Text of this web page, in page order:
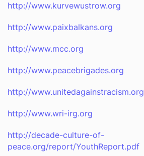
http://www.kurvewustrow.org
http://www.paixbalkans.org
http://www.mcc.org
http://www.peacebrigades.org
http://www.unitedagainstracism.org
http://www.wri-irg.org
http://decade-culture-of-
peace.org/report/YouthReport.pdf